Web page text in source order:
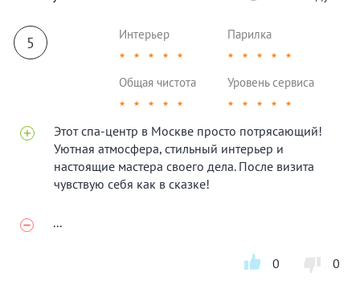
5 Интерьер
★ ★ ★ ★ ★
Парилка
★ ★ ★ ★ ★
Общая чистота
★ ★ ★ ★ ★
Уровень сервиса
★ ★ ★ ★ ★
Этот спа-центр в Москве просто потрясающий!
Уютная атмосфера, стильный интерьер и
настоящие мастера своего дела. После визита
чувствую себя как в сказке!
...
0 0